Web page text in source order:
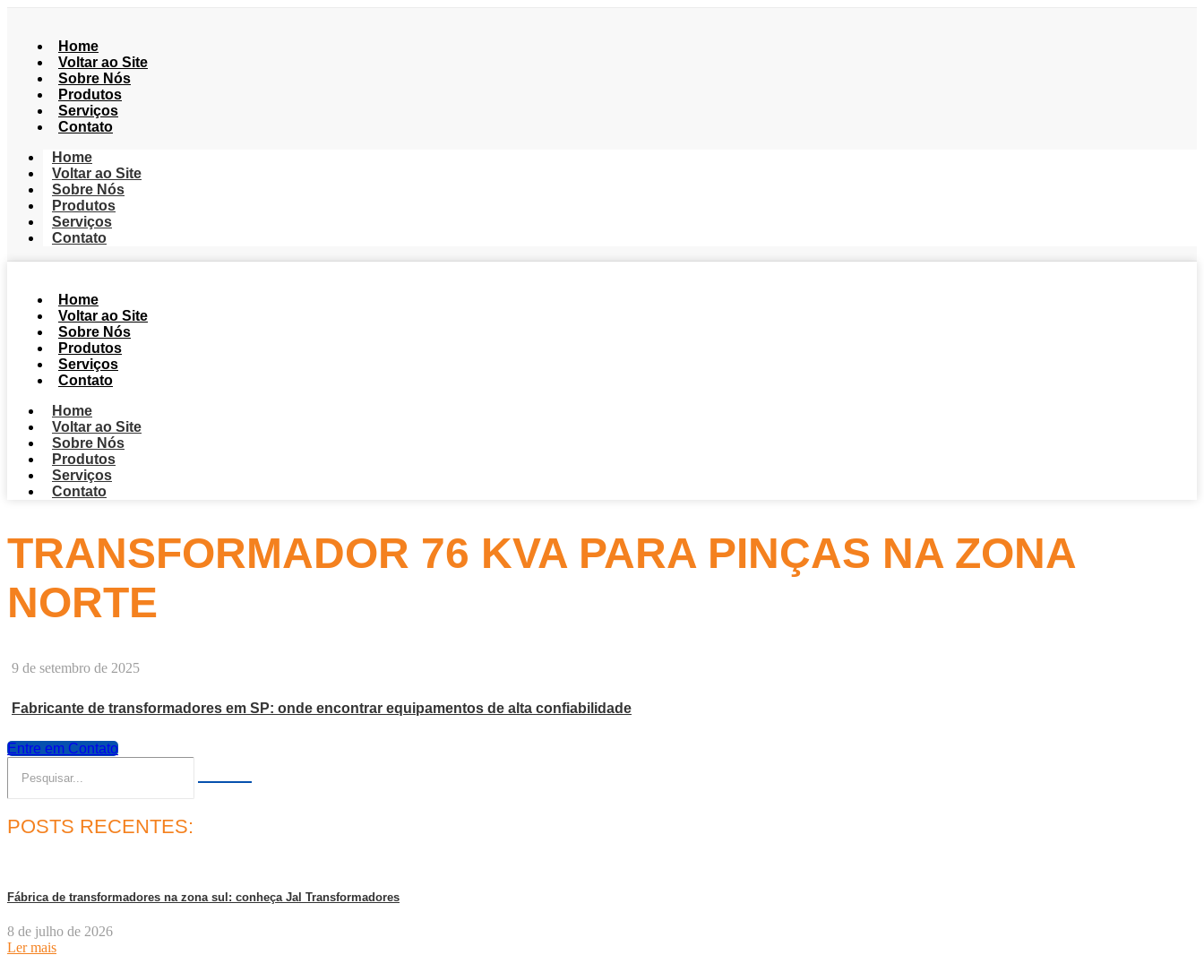
Home
Voltar ao Site
Sobre Nós
Produtos
Serviços
Contato
Home
Voltar ao Site
Sobre Nós
Produtos
Serviços
Contato
Home
Voltar ao Site
Sobre Nós
Produtos
Serviços
Contato
Home
Voltar ao Site
Sobre Nós
Produtos
Serviços
Contato
TRANSFORMADOR 76 KVA PARA PINÇAS NA ZONA
NORTE
9 de setembro de 2025
Fabricante de transformadores em SP: onde encontrar equipamentos de alta confiabilidade
Entre em Contato
POSTS RECENTES:
Fábrica de transformadores na zona sul: conheça Jal Transformadores
8 de julho de 2026
Ler mais